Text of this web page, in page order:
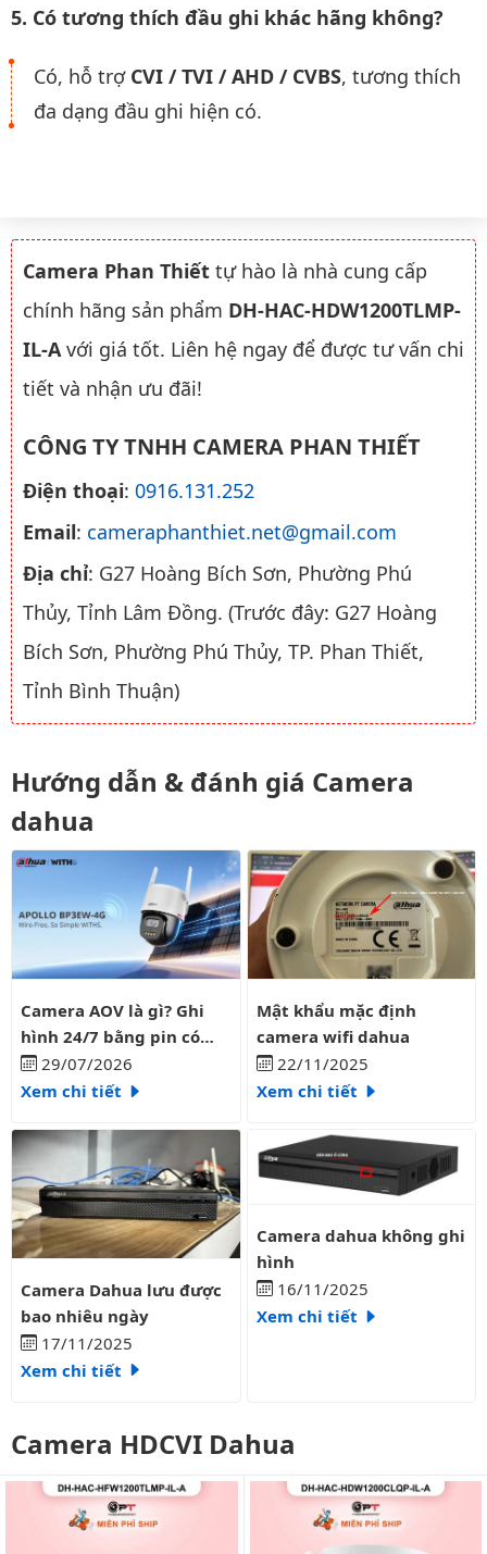
5. Có tương thích đầu ghi khác hãng không?
Có, hỗ trợ CVI / TVI / AHD / CVBS, tương thích
đa dạng đầu ghi hiện có.
Camera Phan Thiết tự hào là nhà cung cấp
chính hãng sản phẩm DH-HAC-HDW1200TLMP-
IL-Avới giá tốt. Liên hệ ngay để được tư vấn chi
tiết và nhận ưu đãi!
CÔNG TY TNHH CAMERA PHAN THIẾT
Điện thoại: 0916.131.252
Email: cameraphanthiet.net@gmail.com
Địa chỉ: G27 Hoàng Bích Sơn, Phường Phú
Thủy, Tỉnh Lâm Đồng. (Trước đây: G27 Hoàng
Bích Sơn, Phường Phú Thủy, TP. Phan Thiết,
Tỉnh Bình Thuận)
Hướng dẫn & đánh giá Camera
dahua
Camera AOV là gì? Ghi hình 24/7 bằng pin có liên tục?
Camera AOV là gì? Ghi
hình 24/7 bằng pin có
liên tục?
29/07/2026
Xem chi tiết
Mật khẩu mặc định camera
Mật khẩu mặc định
camera wifi dahua
22/11/2025
Xem chi tiết
Camera Dahua lưu được bao nhiêu ngày
Camera Dahua lưu được
bao nhiêu ngày
17/11/2025
Xem chi tiết
Camera dahua không ghi hình
Camera dahua không ghi
hình
16/11/2025
Xem chi tiết
Camera HDCVI Dahua